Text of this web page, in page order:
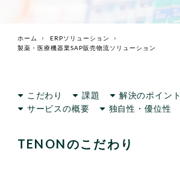
ホーム
ERPソリューション
製薬・医療機器業SAP販売物流ソリューション
こだわり 課題
解決のポイント
サービスの概要
独自性・優位性
TENONのこだわり